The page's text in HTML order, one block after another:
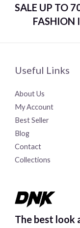
SALE UP TO
FASHION
Useful Links
About Us
My Account
Best Seller
Blog
Contact
Collections
The best look